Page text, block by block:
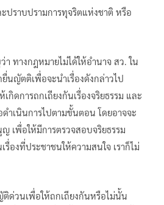
ปราบปรามการทุจริตแห่งชาติ หรือ
ทางกฎหมายไม่ได้ให้อำนาจ สว. ใน
นญัตติเพื่อจะนำเรื่องดังกล่าวไป
กิดการถกเถียงกันเรื่องจริยธรรม และ
ำเนินการไปตามขั้นตอน โดยอาจจะ
เพื่อให้มีการตรวจสอบจริยธรรม
รื่องที่ประชาชนให้ความสนใจ เราก็ไม่
ด่วนเพื่อให้ถกเถียงกันหรือไม่นั้น